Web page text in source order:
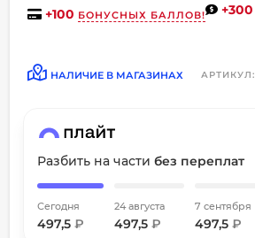
+100 БОНУСНЫХ БАЛЛОВ! +300
НАЛИЧИЕ В МАГАЗИНАХ АРТИКУЛ:
Разбить на части без переплат
Сегодня
497,5 ₽
24 августа
497,5 ₽
7 сентября
497,5 ₽